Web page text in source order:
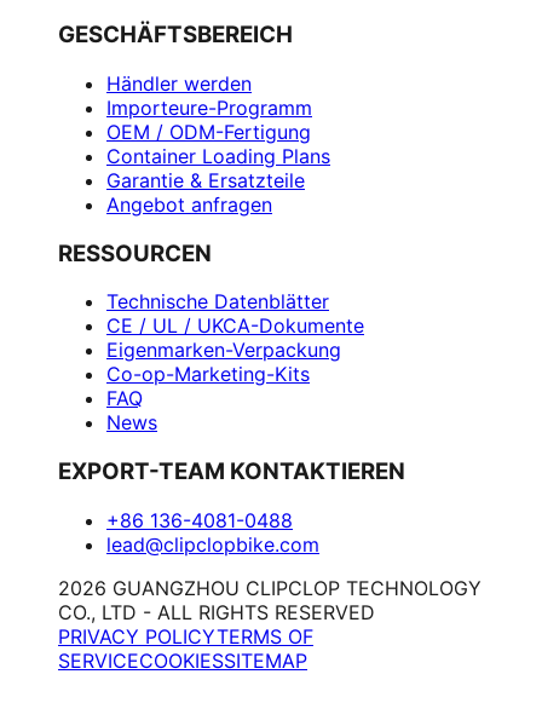
GESCHÄFTSBEREICH
Händler werden
Importeure-Programm
OEM / ODM-Fertigung
Container Loading Plans
Garantie & Ersatzteile
Angebot anfragen
RESSOURCEN
Technische Datenblätter
CE / UL / UKCA-Dokumente
Eigenmarken-Verpackung
Co-op-Marketing-Kits
FAQ
News
EXPORT-TEAM KONTAKTIEREN
+86 136-4081-0488
lead@clipclopbike.com
2026 GUANGZHOU CLIPCLOP TECHNOLOGY
CO., LTD - ALL RIGHTS RESERVED
PRIVACY POLICYTERMS OF
SERVICECOOKIESSITEMAP